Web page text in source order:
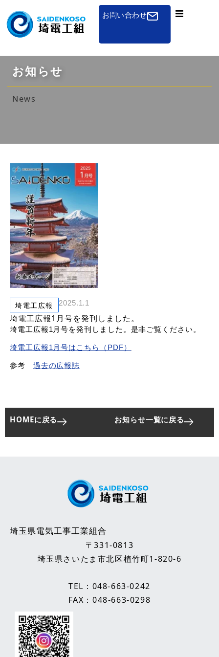
お問い合わせ
一般のお客さまへ
免状申請
その他
お知らせ
採用について
リンク
お知らせ
News
埼電工広報 2025.1.1
埼電工広報1月号を発刊しました。
埼電工広報1月号を発刊しました。是非ご覧ください。
埼電工広報1月号はこちら（PDF）
参考 過去の広報誌
HOMEに戻る お知らせ一覧に戻る
埼玉県電気工事工業組合
〒331-0813
埼玉県さいたま市北区植竹町1-820-6
TEL： 048-663-0242
FAX：048-663-0298